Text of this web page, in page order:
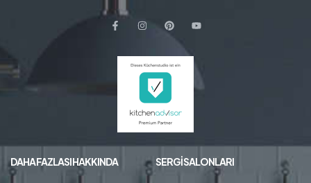
DAHA FAZLASI HAKKINDA SERGI SALONLARI